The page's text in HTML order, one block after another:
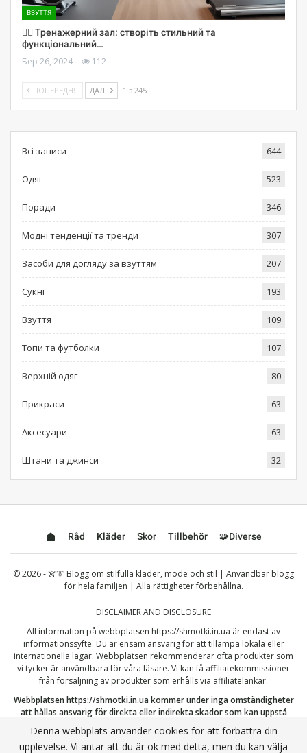
ВЗУТТЯ
🏋️‍♀️ Тренажерний зал: створіть стильний та
функціональний…
Бер 26, 2024 112
ПОПЕРЕДНЯ ДАЛІ 1 з 245
Всі записи 644
Одяг 523
Поради 346
Модні тенденції та тренди 307
Засоби для догляду за взуттям 207
Сукні 193
Взуття 109
Топи та футболки 107
Верхній одяг 80
Прикраси 63
Аксесуари 63
Штани та джинси 32
Råd Kläder Skor Tillbehör 🧩Diverse
© 2026 - 👗👔 Blogg om stilfulla kläder, mode och stil | Användbar blogg
för hela familjen | Alla rättigheter förbehållna.
DISCLAIMER AND DISCLOSURE
All information på webbplatsen https://shmotki.in.ua är endast av
informationssyfte. Du är ensam ansvarig för att tillämpa lokala eller
internationella lagar. Webbplatsen rekommenderar ofta produkter som
vi tycker är användbara för våra läsare. Vi kan få affiliatekommissioner
från försäljning av produkter som erhålls via affiliatelänkar.
Webbplatsenhttps://shmotki.in.uakommer under inga omständigheter
att hållas ansvarig för direkta eller indirekta skador som kan uppstå
genom användning eller missbruk av informationen som publiceras här.
Genom att fortsätta erkänner du att du har läst och accepterat vår
fullständigaansvarsfriskrivningoch vårIntegritetspolicy.
Denna webbplats använder cookies för att förbättra din
upplevelse. Vi antar att du är ok med detta, men du kan välja